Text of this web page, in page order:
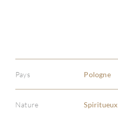
Pays Pologne
Nature Spiritueux